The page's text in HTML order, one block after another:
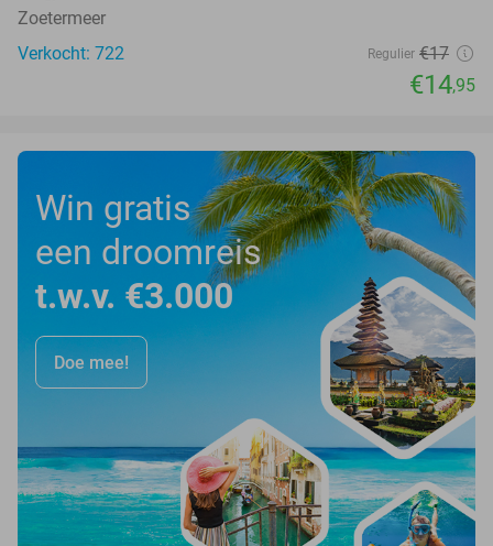
Zoetermeer
Verkocht: 722
Regulier €17
€14,95
Win gratis
een droomreis
t.w.v. €3.000
Doe mee!